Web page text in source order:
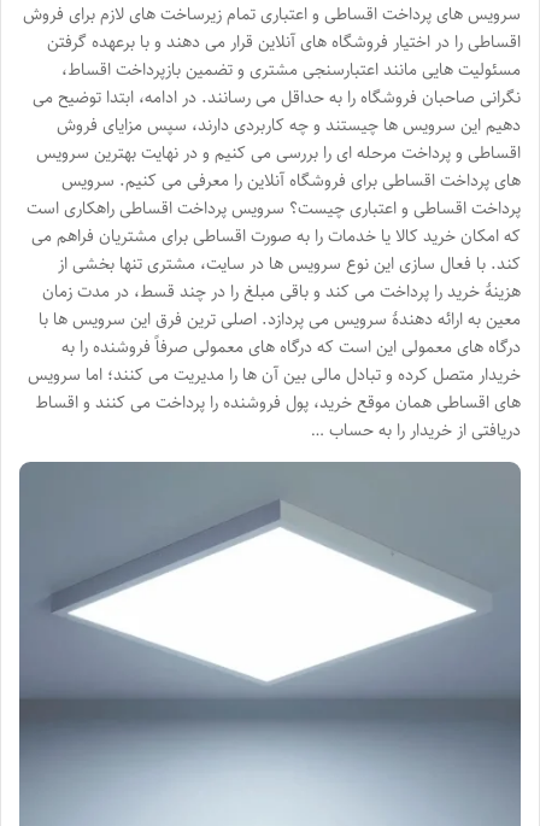
سرویس های پرداخت اقساطی و اعتباری تمام زیرساخت های لازم برای فروش
اقساطی را در اختیار فروشگاه های آنلاین قرار می دهند و با برعهده گرفتن
مسئولیت هایی مانند اعتبارسنجی مشتری و تضمین بازپرداخت اقساط،
نگرانی صاحبان فروشگاه را به حداقل می رسانند. در ادامه، ابتدا توضیح می
دهیم این سرویس ها چیستند و چه کاربردی دارند، سپس مزایای فروش
اقساطی و پرداخت مرحله ای را بررسی می کنیم و در نهایت بهترین سرویس
های پرداخت اقساطی برای فروشگاه آنلاین را معرفی می کنیم. سرویس
پرداخت اقساطی و اعتباری چیست؟ سرویس پرداخت اقساطی راهکاری است
که امکان خرید کالا یا خدمات را به صورت اقساطی برای مشتریان فراهم می
کند. با فعال سازی این نوع سرویس ها در سایت، مشتری تنها بخشی از
هزینۀ خرید را پرداخت می کند و باقی مبلغ را در چند قسط، در مدت زمان
معین به ارائه دهندۀ سرویس می پردازد. اصلی ترین فرق این سرویس ها با
درگاه های معمولی این است که درگاه های معمولی صرفاً فروشنده را به
خریدار متصل کرده و تبادل مالی بین آن ها را مدیریت می کنند؛ اما سرویس
های اقساطی همان موقع خرید، پول فروشنده را پرداخت می کنند و اقساط
دریافتی از خریدار را به حساب …